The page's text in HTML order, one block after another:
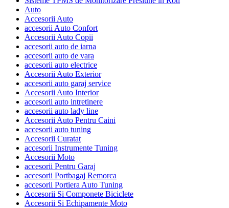
Auto
Accesorii Auto
accesorii Auto Confort
Accesorii Auto Copii
accesorii auto de iarna
accesorii auto de vara
accesorii auto electrice
Accesorii Auto Exterior
accesorii auto garaj service
Accesorii Auto Interior
accesorii auto intretinere
accesorii auto lady line
Accesorii Auto Pentru Caini
accesorii auto tuning
Accesorii Curatat
accesorii Instrumente Tuning
Accesorii Moto
accesorii Pentru Garaj
accesorii Portbagaj Remorca
accesorii Portiera Auto Tuning
Accesorii Si Componete Biciclete
Accesorii Si Echipamente Moto